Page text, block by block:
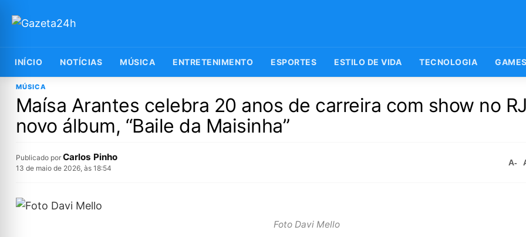
INÍCIO NOTÍCIAS MÚSICA ENTRETENIMENTO ESPORTES ESTILO DE VIDA TECNOLOGIA
MÚSICA
Maísa Arantes celebra 20 anos de carreira com show no
novo álbum, “Baile da Maisinha”
Publicado por Carlos Pinho
13 de maio de 2026, às 18:54
A-
Foto Davi Mello